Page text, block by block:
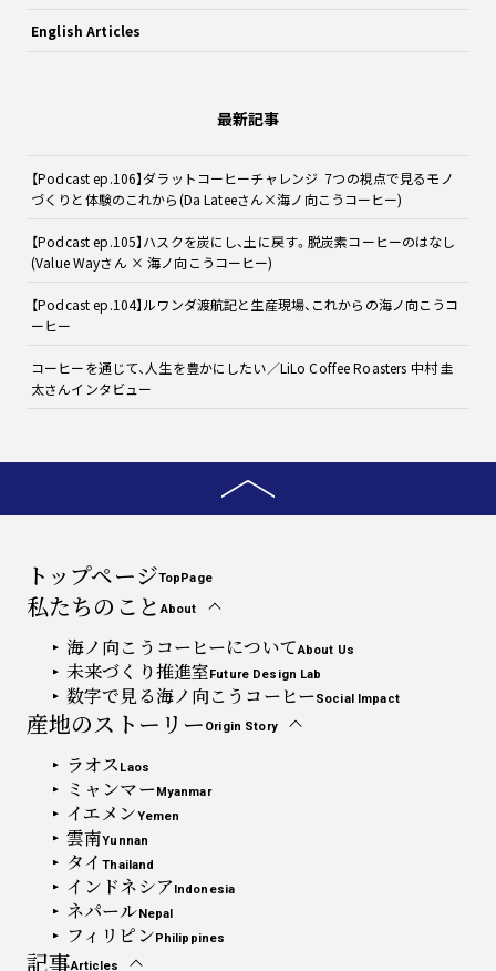
English Articles
最新記事
【Podcast ep.106】ダラットコーヒーチャレンジ 7つの視点で見るモノ
づくりと体験のこれから(Da Lateeさん×海ノ向こうコーヒー)
【Podcast ep.105】ハスクを炭にし、土に戻す。脱炭素コーヒーのはなし
(Value Wayさん × 海ノ向こうコーヒー)
【Podcast ep.104】ルワンダ渡航記と生産現場、これからの海ノ向こうコ
ーヒー
コーヒーを通じて、人生を豊かにしたい／LiLo Coffee Roasters 中村 圭
太さんインタビュー
トップページTopPage
私たちのことAbout
海ノ向こうコーヒーについてAbout Us
未来づくり推進室Future Design Lab
数字で見る海ノ向こうコーヒーSocial Impact
産地のストーリー Origin Story
ラオス Laos
ミャンマーMyanmar
イエメンYemen
雲南Yunnan
タイThailand
インドネシア Indonesia
ネパールNepal
フィリピンPhilippines
記事Articles